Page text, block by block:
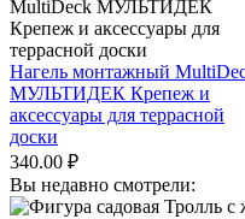
Нагель монтажный
МУЛЬТИДЕК Крепеж и
аксессуары для террасной
доски
340.00 ₽
Вы недавно смотрели: